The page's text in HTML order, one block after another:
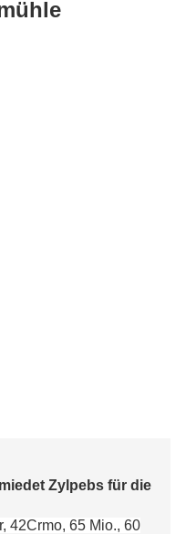
Zylpebs für die
42Crmo, 65 Mio., 60